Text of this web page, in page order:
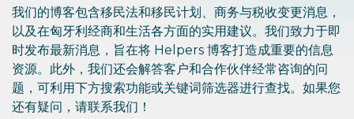
我们的博客包含移民法和移民计划、商务与税收变更消息，
以及在匈牙利经商和生活各方面的实用建议。我们致力于即
时发布最新消息，旨在将 Helpers 博客打造成重要的信息
资源。此外，我们还会解答客户和合作伙伴经常咨询的问
题，可利用下方搜索功能或关键词筛选器进行查找。如果您
还有疑问，请联系我们！